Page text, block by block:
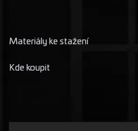
Materiály ke stažení
Kde koupit